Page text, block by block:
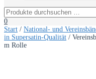
0
Start / National- und
in Supersatin-Qualität /
m Rolle